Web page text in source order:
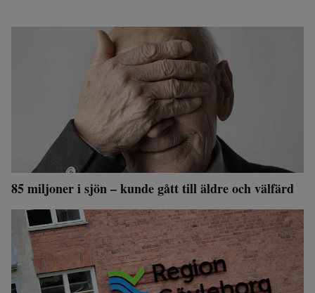
85 miljoner i sjön – kunde gått till äldre och välfärd